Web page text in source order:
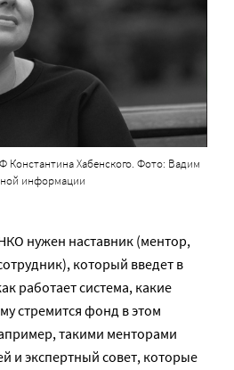
Константина Хабенского. Фото: Вадим
информации
нужен наставник (ментор,
который введет в
работает система, какие
стремится фонд в этом
такими менторами
и экспертный совет, которые